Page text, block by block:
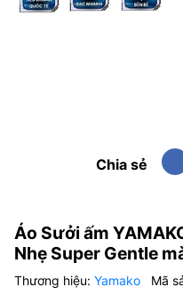
Chia sẻ
Áo Sưởi ấm
Nhẹ Super Gentle
Thương hiệu: Yamako Mã